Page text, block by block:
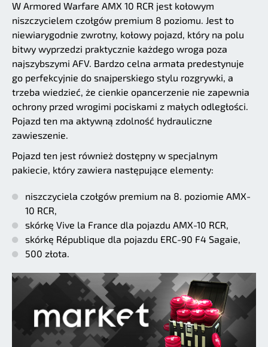
W Armored Warfare AMX 10 RCR jest kołowym
niszczycielem czołgów premium 8 poziomu. Jest to
niewiarygodnie zwrotny, kołowy pojazd, który na polu
bitwy wyprzedzi praktycznie każdego wroga poza
najszybszymi AFV. Bardzo celna armata predestynuje
go perfekcyjnie do snajperskiego stylu rozgrywki, a
trzeba wiedzieć, że cienkie opancerzenie nie zapewnia
ochrony przed wrogimi pociskami z małych odległości.
Pojazd ten ma aktywną zdolność hydrauliczne
zawieszenie.
Pojazd ten jest również dostępny w specjalnym
pakiecie, który zawiera następujące elementy:
niszczyciela czołgów premium na 8. poziomie AMX-
10 RCR,
skórkę Vive la France dla pojazdu AMX-10 RCR,
skórkę République dla pojazdu ERC-90 F4 Sagaie,
500 złota.